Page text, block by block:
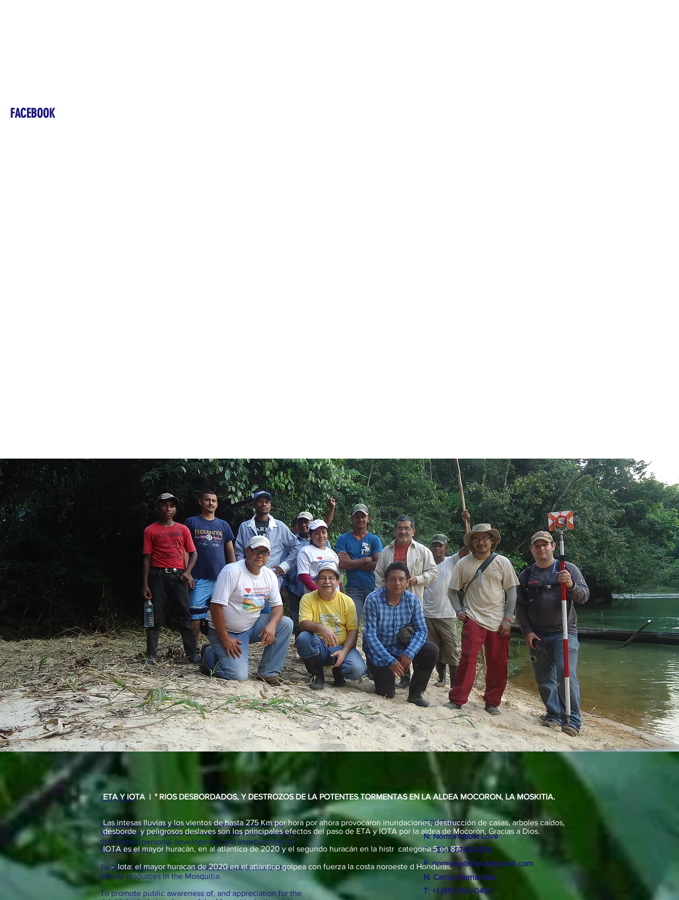
FACEBOOK
Our Goal>
Is to provide the people living in remote areas of the
Mosquitia with a system of medical care and education
that fosters personal development and improvement of
the community.
To foster research and conservation awareness of the
natural resources in the Mosquitia.
To promote public awareness of, and appreciation for the
CONTACT >
N: Norma Isabel Love
T: +504 8743-0031
E: normaisabellove@gmail.com
N: Carlos Hernandez
T: +1 (817) 832-0401
ETA Y IOTA | " RIOS DESBORDADOS, Y DESTROZOS DE LA POTENTES TORMENTAS EN LA ALDEA MOCORON, LA MOSKITIA.
Las intesas lluvias y los vientos de hasta 275 Km por hora por ahora provocaron inundaciones, destrucción de casas, arboles caídos,
desborde y peligrosos deslaves son los principales efectos del paso de ETA y IOTA por la aldea de Mocorón, Gracias a Dios.
IOTA es el mayor huracán, en al atlantico de 2020 y el segundo huracán en la histr categoria 5 en 87
- Iota: el mayor huracan de 2020 en el atlántico golpea con fuerza la costa noroeste d Honduras.